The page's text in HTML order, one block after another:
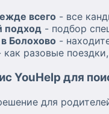
всего - все
подход - подбор
Болохово -
как разовые
YouHelp для
для